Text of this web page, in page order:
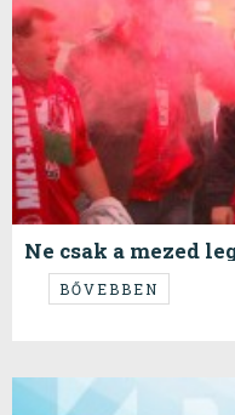
Ne csak a mezed
...hanem a szíved és a torkod is!
BŐVEBBEN